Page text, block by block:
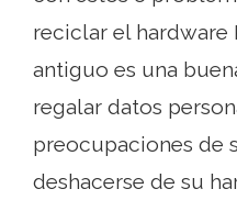
reciclar el hardware
antiguo es una
regalar datos
preocupaciones de
deshacerse de su